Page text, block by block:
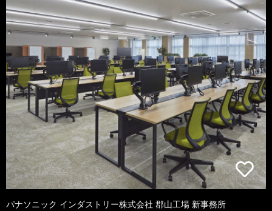
パナソニック インダストリー株式会社 郡山工場 新事務所